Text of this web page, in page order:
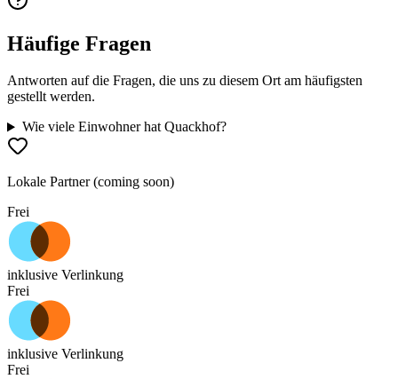
Häufige Fragen
Antworten auf die Fragen, die uns zu diesem Ort am häufigsten
gestellt werden.
Wie viele Einwohner hat Quackhof?
Lokale Partner (coming soon)
Frei
inklusive Verlinkung
Frei
inklusive Verlinkung
Frei